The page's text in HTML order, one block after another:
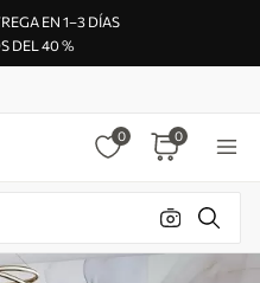
EN 1–3 DÍAS
DEL 40 %
0 0